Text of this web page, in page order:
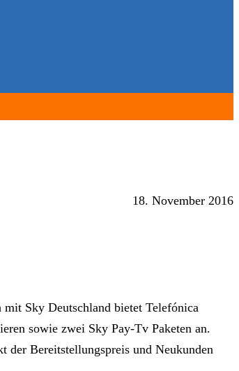
18. November 2016
Sky Deutschland bietet Telefónica
sowie zwei Sky Pay-Tv Paketen an.
der Bereitstellungspreis und Neukunden